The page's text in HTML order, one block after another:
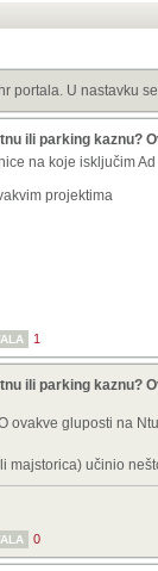
portala. U nastavku
ili parking kaznu?
na koje isključim
projektima
1
ili parking kaznu?
ovakve gluposti na Ntu
majstorica) učinio
0